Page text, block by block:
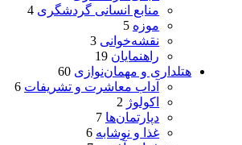
منابع انسانی گردشگری 4
موزه 5
نقشه‌خوانی 3
راهنمایان 19
هتلداری و مهمان‌نوازی 60
آداب معاشرت و تشریفات 6
اکولوژ 2
دپارتمان‌ها 7
غذا و نوشابه 6